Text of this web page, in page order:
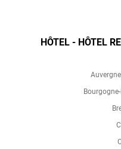
HÔTEL - HÔTEL